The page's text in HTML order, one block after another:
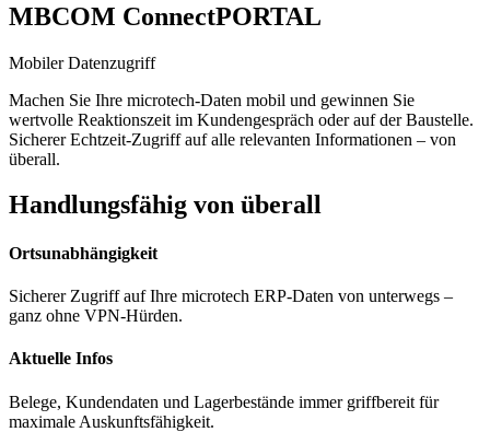
MBCOM ConnectPORTAL
Mobiler Datenzugriff
Machen Sie Ihre microtech-Daten mobil und gewinnen Sie
wertvolle Reaktionszeit im Kundengespräch oder auf der Baustelle.
Sicherer Echtzeit-Zugriff auf alle relevanten Informationen – von
überall.
Handlungsfähig von überall
Ortsunabhängigkeit
Sicherer Zugriff auf Ihre microtech ERP-Daten von unterwegs –
ganz ohne VPN-Hürden.
Aktuelle Infos
Belege, Kundendaten und Lagerbestände immer griffbereit für
maximale Auskunftsfähigkeit.